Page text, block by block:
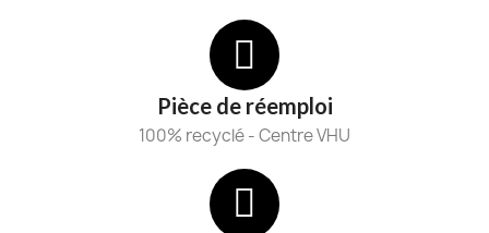
Pièce de réemploi
100% recyclé - Centre VHU